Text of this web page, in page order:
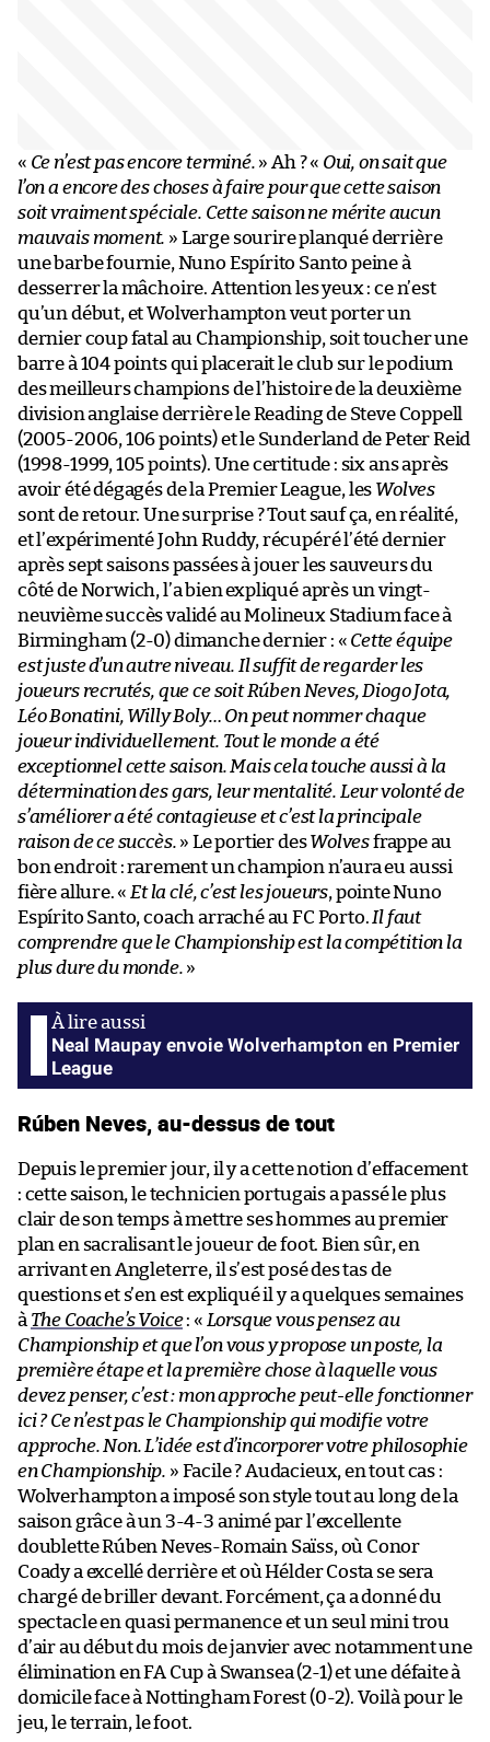
« Ce n’est pas encore terminé. » Ah ? « Oui, on sait que
l’on a encore des choses à faire pour que cette saison
soit vraiment spéciale. Cette saison ne mérite aucun
mauvais moment. » Large sourire planqué derrière
une barbe fournie, Nuno Espírito Santo peine à
desserrer la mâchoire. Attention les yeux : ce n’est
qu’un début, et Wolverhampton veut porter un
dernier coup fatal au Championship, soit toucher une
barre à 104 points qui placerait le club sur le podium
des meilleurs champions de l’histoire de la deuxième
division anglaise derrière le Reading de Steve Coppell
(2005-2006, 106 points) et le Sunderland de Peter Reid
(1998-1999, 105 points). Une certitude : six ans après
avoir été dégagés de la Premier League, les Wolves
sont de retour. Une surprise ? Tout sauf ça, en réalité,
et l’expérimenté John Ruddy, récupéré l’été dernier
après sept saisons passées à jouer les sauveurs du
côté de Norwich, l’a bien expliqué après un vingt-
neuvième succès validé au Molineux Stadium face à
Birmingham (2-0) dimanche dernier : « Cette équipe
est juste d’un autre niveau. Il suffit de regarder les
joueurs recrutés, que ce soit Rúben Neves, Diogo Jota,
Léo Bonatini, Willy Boly… On peut nommer chaque
joueur individuellement. Tout le monde a été
exceptionnel cette saison. Mais cela touche aussi à la
détermination des gars, leur mentalité. Leur volonté de
s’améliorer a été contagieuse et c’est la principale
raison de ce succès. » Le portier desWolvesfrappe au
bon endroit : rarement un champion n’aura eu aussi
fière allure. « Et la clé, c’est les joueurs, pointe Nuno
Espírito Santo, coach arraché au FC Porto. Il faut
comprendre que le Championship est la compétition la
plus dure du monde. »
Neal Maupay envoie Wolverhampton en Premier
League
Rúben Neves, au-dessus de tout
Depuis le premier jour, il y a cette notion d’effacement
: cette saison, le technicien portugais a passé le plus
clair de son temps à mettre ses hommes au premier
plan en sacralisant le joueur de foot. Bien sûr, en
arrivant en Angleterre, il s’est posé des tas de
questions et s’en est expliqué il y a quelques semaines
à The Coache’s Voice: « Lorsque vous pensez au
Championship et que l’on vous y propose un poste, la
première étape et la première chose à laquelle vous
devez penser, c’est : mon approche peut-elle fonctionner
ici ? Ce n’est pas le Championship qui modifie votre
approche. Non. L’idée est d’incorporer votre philosophie
en Championship. » Facile ? Audacieux, en tout cas :
Wolverhampton a imposé son style tout au long de la
saison grâce à un 3-4-3 animé par l’excellente
doublette Rúben Neves-Romain Saïss, où Conor
Coady a excellé derrière et où Hélder Costa se sera
chargé de briller devant. Forcément, ça a donné du
spectacle en quasi permanence et un seul mini trou
d’air au début du mois de janvier avec notamment une
élimination en FA Cup à Swansea (2-1) et une défaite à
domicile face à Nottingham Forest (0-2). Voilà pour le
jeu, le terrain, le foot.